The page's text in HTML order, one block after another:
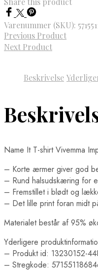
Varenummer (SKU):
Previous Product
Next Product
Beskrivelse
Name It T-shirt Vivemma
– Korte ærmer giver god
– Rund halsudskæring for
– Fremstillet i blødt og
– Det lille print foran midt
Materialet består af 95%
Yderligere
– Produkt id: 13230152-
– Stregkode: